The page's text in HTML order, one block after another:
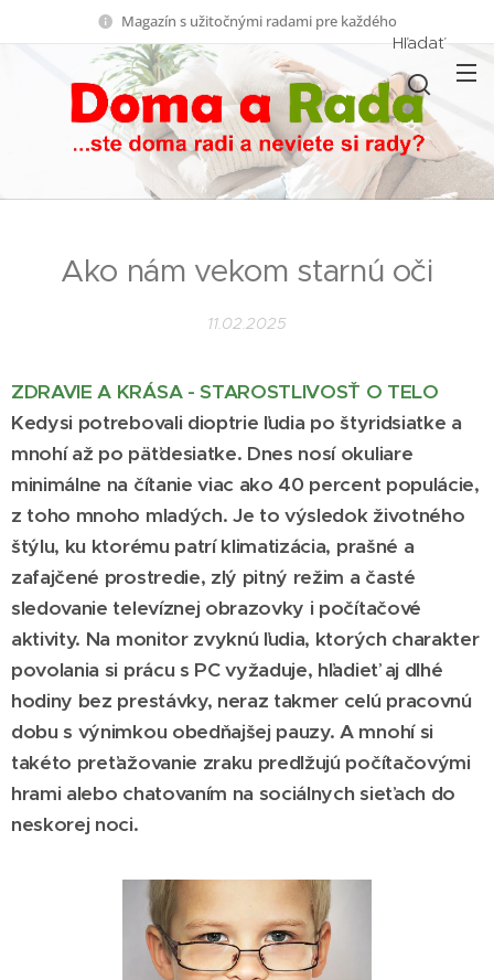
Magazín s užitočnými radami pre každého
Hľadať
Ako nám vekom starnú oči
11.02.2025
ZDRAVIE A KRÁSA - STAROSTLIVOSŤ O TELO
Kedysi potrebovali dioptrie ľudia po štyridsiatke a
mnohí až po päťdesiatke. Dnes nosí okuliare
minimálne na čítanie viac ako 40 percent populácie,
z toho mnoho mladých. Je to výsledok životného
štýlu, ku ktorému patrí klimatizácia, prašné a
zafajčené prostredie, zlý pitný režim a časté
sledovanie televíznej obrazovky i počítačové
aktivity. Na monitor zvyknú ľudia, ktorých charakter
povolania si prácu s PC vyžaduje, hľadieť aj dlhé
hodiny bez prestávky, neraz takmer celú pracovnú
dobu s výnimkou obedňajšej pauzy. A mnohí si
takéto preťažovanie zraku predlžujú počítačovými
hrami alebo chatovaním na sociálnych sieťach do
neskorej noci.